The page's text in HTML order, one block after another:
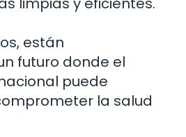
están
futuro donde el
puede
la salud